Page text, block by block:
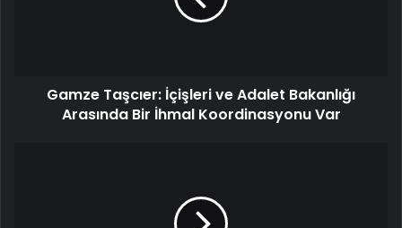
Gamze Taşcıer: İçişleri ve Adalet Bakanlığı
Arasında Bir İhmal Koordinasyonu Var